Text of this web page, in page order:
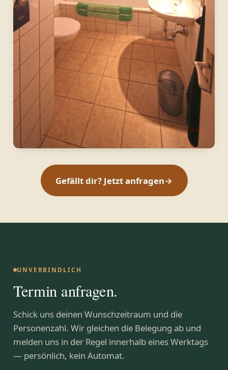
Gefällt dir? Jetzt anfragen→
UNVERBINDLICH
Termin anfragen.
Schick uns deinen Wunschzeitraum und die
Personenzahl. Wir gleichen die Belegung ab und
melden uns in der Regel innerhalb eines Werktags
— persönlich, kein Automat.